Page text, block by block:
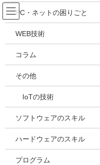
コ
ン
テ
ツ
ス
ッ
ナ
ビ
ゲ
シ
ン
移
吉川万
HOME
2021年7月19日
スクリーンシ
133850
PC・ネットの困りごと
WEB技術
コラム
その他
IoTの技術
ソフトウェアのスキル
ハードウェアのスキル
プログラム